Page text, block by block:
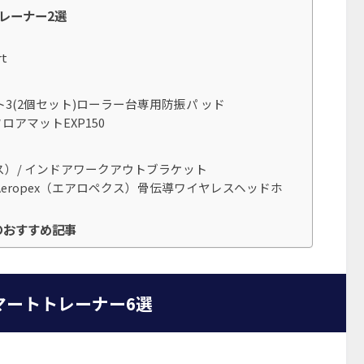
ーナー2選
個セット)ローラー台専用防振パ ッド
アマットEXP150
/ インドアワークアウトブラケット
（エアロペクス）骨伝導ワイヤレスヘッドホ
すすめ記事
トトレーナー6選